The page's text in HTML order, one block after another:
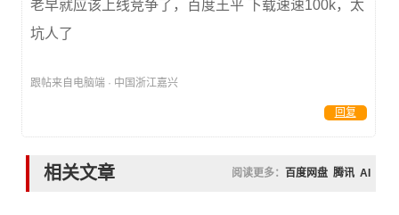
老早就应该上线竞争了，百度王平 下载速速100k，太
坑人了
跟帖来自电脑端 · 中国浙江嘉兴
回复
相关文章 阅读更多： 百度网盘 腾讯 AI